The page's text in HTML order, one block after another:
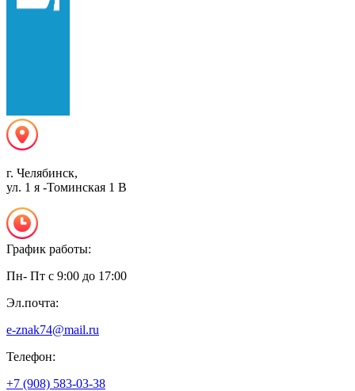
г. Челябинск,
ул. 1 я -Томинская 1 В
График работы:
Пн- Пт с 9:00 до 17:00
Эл.почта:
e-znak74@mail.ru
Телефон:
+7 (908) 583-03-38